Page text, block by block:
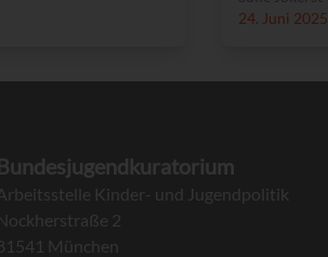
24. Juni 2025
Kinder- und Jugendpolitik
2
München